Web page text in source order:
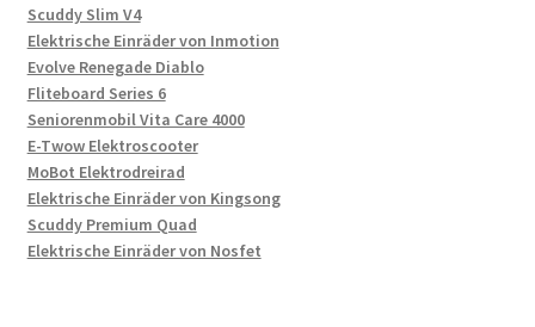
Scuddy Slim V4
Elektrische Einräder von Inmotion
Evolve Renegade Diablo
Fliteboard Series 6
Seniorenmobil Vita Care 4000
E-Twow Elektroscooter
MoBot Elektrodreirad
Elektrische Einräder von Kingsong
Scuddy Premium Quad
Elektrische Einräder von Nosfet